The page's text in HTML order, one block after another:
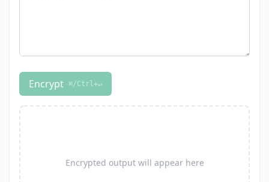
Encrypt ⌘/Ctrl+↵
Encrypted output will appear here